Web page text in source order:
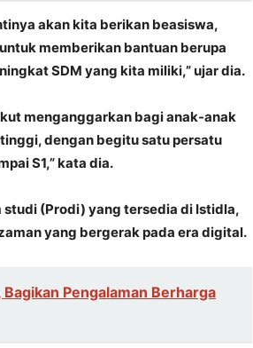
akan kita berikan beasiswa,
memberikan bantuan berupa
SDM yang kita miliki,” ujar dia.
menganggarkan bagi anak-anak
dengan begitu satu persatu
S1,” kata dia.
(Prodi) yang tersedia di Istidla,
yang bergerak pada era digital.
Pengalaman Berharga